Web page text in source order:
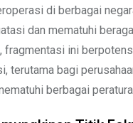
di berbagai
dan mematuhi
fragmentasi ini
terutama bagi
berbagai